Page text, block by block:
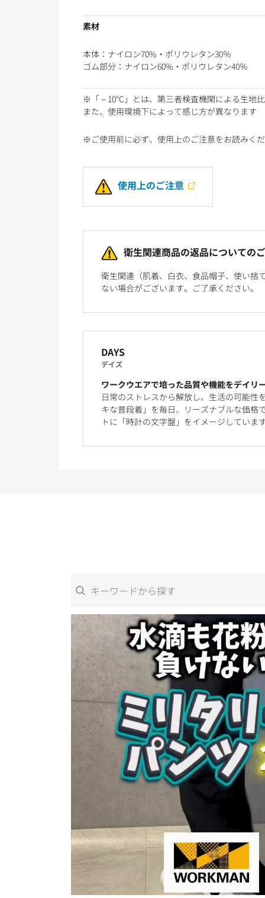
素材
本体：ナイロン70%・ポリウレタン30％
ゴム部分：ナイロン60%・ポリウレタン40％
※「－10°C」とは、第三者検査機関による生地
また、使用環境下によって感じ方が異なります
※ご使用前に必ず、使用上のご注意をお読みく
使用上のご注意
衛生関連商品の返品についての
衛生関連（肌着、白衣、食品帽子、使い捨
ない場合がございます。ご了承ください。
DAYS
デイズ
ワークウエアで培った品質や機能をデイリ
日常のストレスから解放し、生活の可能性
キな普段着」を毎日、リーズナブルな価格
トに「時計の文字盤」をイメージしていま